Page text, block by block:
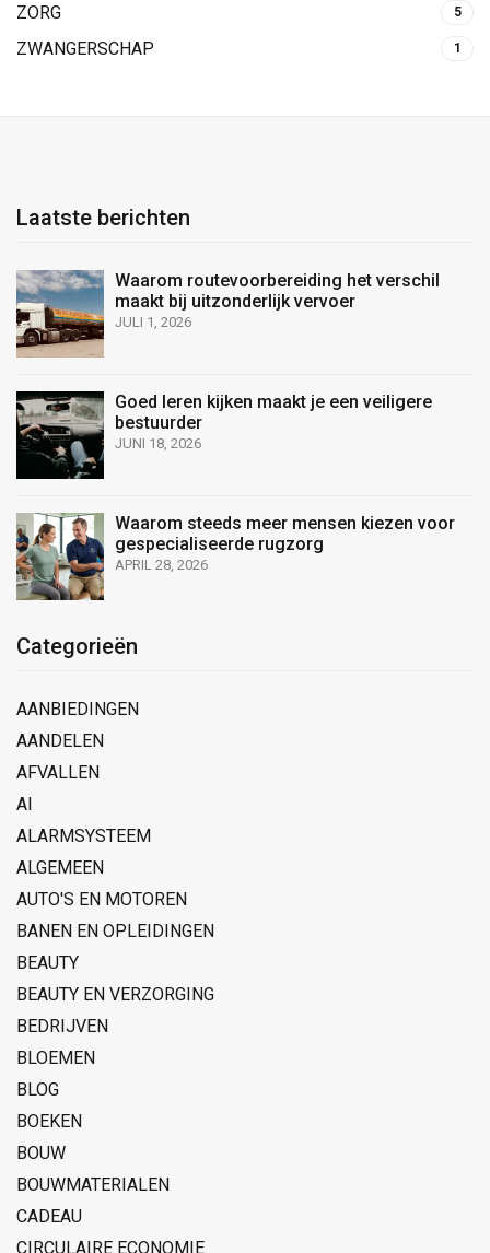
ZORG 5
ZWANGERSCHAP 1
Laatste berichten
Waarom routevoorbereiding het verschil
maakt bij uitzonderlijk vervoer
JULI 1, 2026
Goed leren kijken maakt je een veiligere
bestuurder
JUNI 18, 2026
Waarom steeds meer mensen kiezen voor
gespecialiseerde rugzorg
APRIL 28, 2026
Categorieën
AANBIEDINGEN
AANDELEN
AFVALLEN
AI
ALARMSYSTEEM
ALGEMEEN
AUTO'S EN MOTOREN
BANEN EN OPLEIDINGEN
BEAUTY
BEAUTY EN VERZORGING
BEDRIJVEN
BLOEMEN
BLOG
BOEKEN
BOUW
BOUWMATERIALEN
CADEAU
CIRCULAIRE ECONOMIE